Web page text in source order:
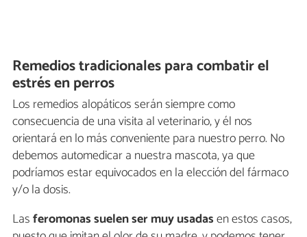
Remedios tradicionales para combatir el
estrés en perros
Los remedios alopáticos serán siempre como
consecuencia de una visita al veterinario, y él nos
orientará en lo más conveniente para nuestro perro. No
debemos automedicar a nuestra mascota, ya que
podríamos estar equivocados en la elección del fármaco
y/o la dosis.
Lasferomonassuelen ser muy usadasen estos casos,